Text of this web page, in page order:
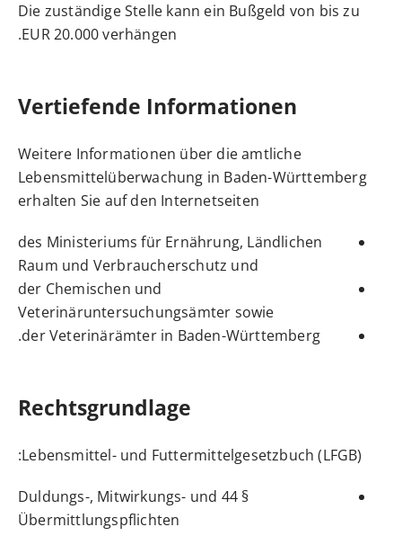
Die zuständige Stelle kann ein Bußgeld von bis zu
EUR 20.000 verhängen.
Vertiefende Informationen
Weitere Informationen über die amtliche
Lebensmittelüberwachung in Baden-Württemberg
erhalten Sie auf den Internetseiten
des Ministeriums fürErnährung, Ländlichen
Raum und Verbraucherschutz und
der Chemischen und
Veterinäruntersuchungsämter sowie
derVeterinärämter in Baden-Württemberg
.
Rechtsgrundlage
Lebensmittel- und Futtermittelgesetzbuch (LFGB)
:
§ 44 Duldungs-, Mitwirkungs- und
Übermittlungspflichten